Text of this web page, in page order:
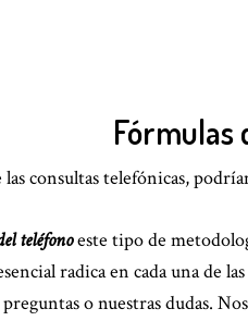
Fórmulas
consultas telefónicas,
teléfonoeste tipo de
radica en cada una de
o nuestras dudas.